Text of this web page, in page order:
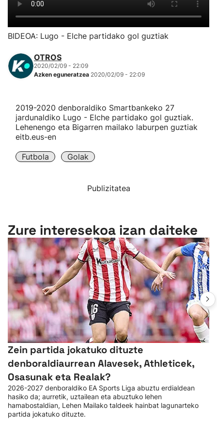
Herri-kirolak
Eskubaloia
Kirolak 360
Mendi-lasterketak
BIDEOA: Lugo - Elche partidako gol guztiak
OTROS
2020/02/09 - 22:09
Azken eguneratzea 2020/02/09 - 22:09
2019-2020 denboraldiko Smartbankeko 27
jardunaldiko Lugo - Elche partidako gol guztiak.
Lehenengo eta Bigarren mailako laburpen guztiak
eitb.eus-en
Futbola Golak
Publizitatea
Zure interesekoa izan daiteke
Zein partida jokatuko dituzte
denboraldiaurrean Alavesek, Athleticek,
Osasunak eta Realak?
2026-2027 denboraldiko EA Sports Liga abuztu erdialdean
hasiko da; aurretik, uztailean eta abuztuko lehen
hamabostaldian, Lehen Mailako taldeek hainbat lagunarteko
partida jokatuko dituzte.